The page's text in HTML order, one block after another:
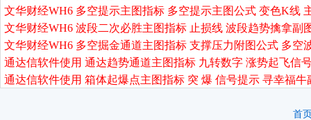
文华财经WH6 多空提示主图指标 多空提示主图公式 变色K线
文华财经WH6 波段二次必胜主图指标 止损线 波段趋势擒拿副
文华财经WH6 多空掘金通道主图指标 支撑压力附图公式 多空
通达信软件使用 通达趋势通道主图指标 九转数字 涨势起飞信
通达信软件使用 箱体起爆点主图指标 突 爆 信号提示 寻幸福
首